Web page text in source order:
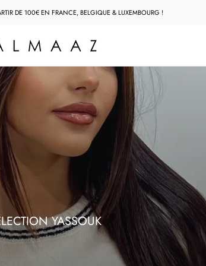
DE 100€ EN FRANCE, BELGIQUE & LUXEMBOURG !
YASSOUK